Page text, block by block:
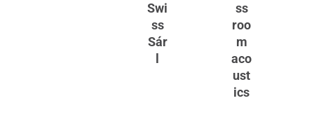
Swi
ss
Sár
ss
roo
m
aco
ust
ics